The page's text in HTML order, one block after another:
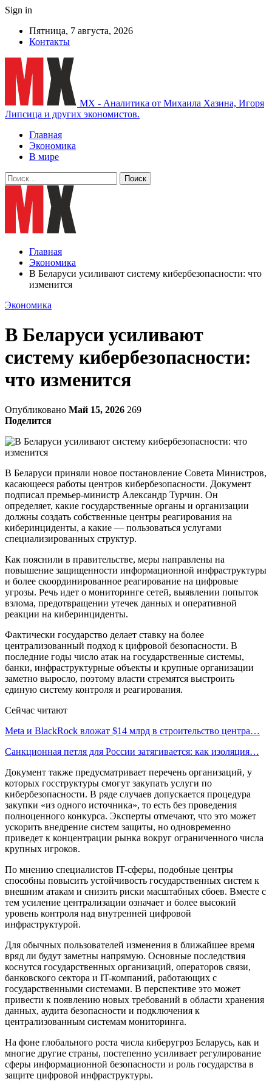
Sign in
Пятница, 7 августа, 2026
Контакты
MX - Аналитика от Михаила Хазина, Игоря
Липсица и других экономистов.
Главная
Экономика
В мире
Главная
Экономика
В Беларуси усиливают систему кибербезопасности: что
изменится
Экономика
В Беларуси усиливают
систему кибербезопасности:
что изменится
Опубликовано Май 15, 2026 269
Поделится
В Беларуси приняли новое постановление Совета Министров,
касающееся работы центров кибербезопасности. Документ
подписал премьер-министр Александр Турчин. Он
определяет, какие государственные органы и организации
должны создать собственные центры реагирования на
киберинциденты, а какие — пользоваться услугами
специализированных структур.
Как пояснили в правительстве, меры направлены на
повышение защищенности информационной инфраструктуры
и более скоординированное реагирование на цифровые
угрозы. Речь идет о мониторинге сетей, выявлении попыток
взлома, предотвращении утечек данных и оперативной
реакции на киберинциденты.
Фактически государство делает ставку на более
централизованный подход к цифровой безопасности. В
последние годы число атак на государственные системы,
банки, инфраструктурные объекты и крупные организации
заметно выросло, поэтому власти стремятся выстроить
единую систему контроля и реагирования.
Сейчас читают
Meta и BlackRock вложат $14 млрд в строительство центра…
Санкционная петля для России затягивается: как изоляция…
Документ также предусматривает перечень организаций, у
которых госструктуры смогут закупать услуги по
кибербезопасности. В ряде случаев допускается процедура
закупки «из одного источника», то есть без проведения
полноценного конкурса. Эксперты отмечают, что это может
ускорить внедрение систем защиты, но одновременно
приведет к концентрации рынка вокруг ограниченного числа
крупных игроков.
По мнению специалистов IT-сферы, подобные центры
способны повысить устойчивость государственных систем к
внешним атакам и снизить риски масштабных сбоев. Вместе с
тем усиление централизации означает и более высокий
уровень контроля над внутренней цифровой
инфраструктурой.
Для обычных пользователей изменения в ближайшее время
вряд ли будут заметны напрямую. Основные последствия
коснутся государственных организаций, операторов связи,
банковского сектора и IT-компаний, работающих с
государственными системами. В перспективе это может
привести к появлению новых требований в области хранения
данных, аудита безопасности и подключения к
централизованным системам мониторинга.
На фоне глобального роста числа киберугроз Беларусь, как и
многие другие страны, постепенно усиливает регулирование
сферы информационной безопасности и роль государства в
защите цифровой инфраструктуры.